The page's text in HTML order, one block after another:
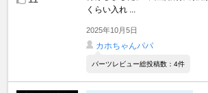
くらい入れ ...
2025年10月5日
カホちゃんパパ
パーツレビュー総投稿数：4件